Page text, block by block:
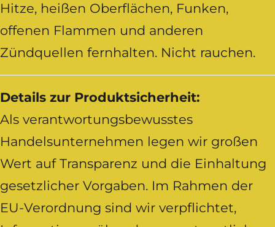
Hitze, heißen Oberflächen, Funken,
offenen Flammen und anderen
Zündquellen fernhalten. Nicht rauchen.
Details zur Produktsicherheit:
Als verantwortungsbewusstes
Handelsunternehmen legen wir großen
Wert auf Transparenz und die Einhaltung
gesetzlicher Vorgaben. Im Rahmen der
EU-Verordnung sind wir verpflichtet,